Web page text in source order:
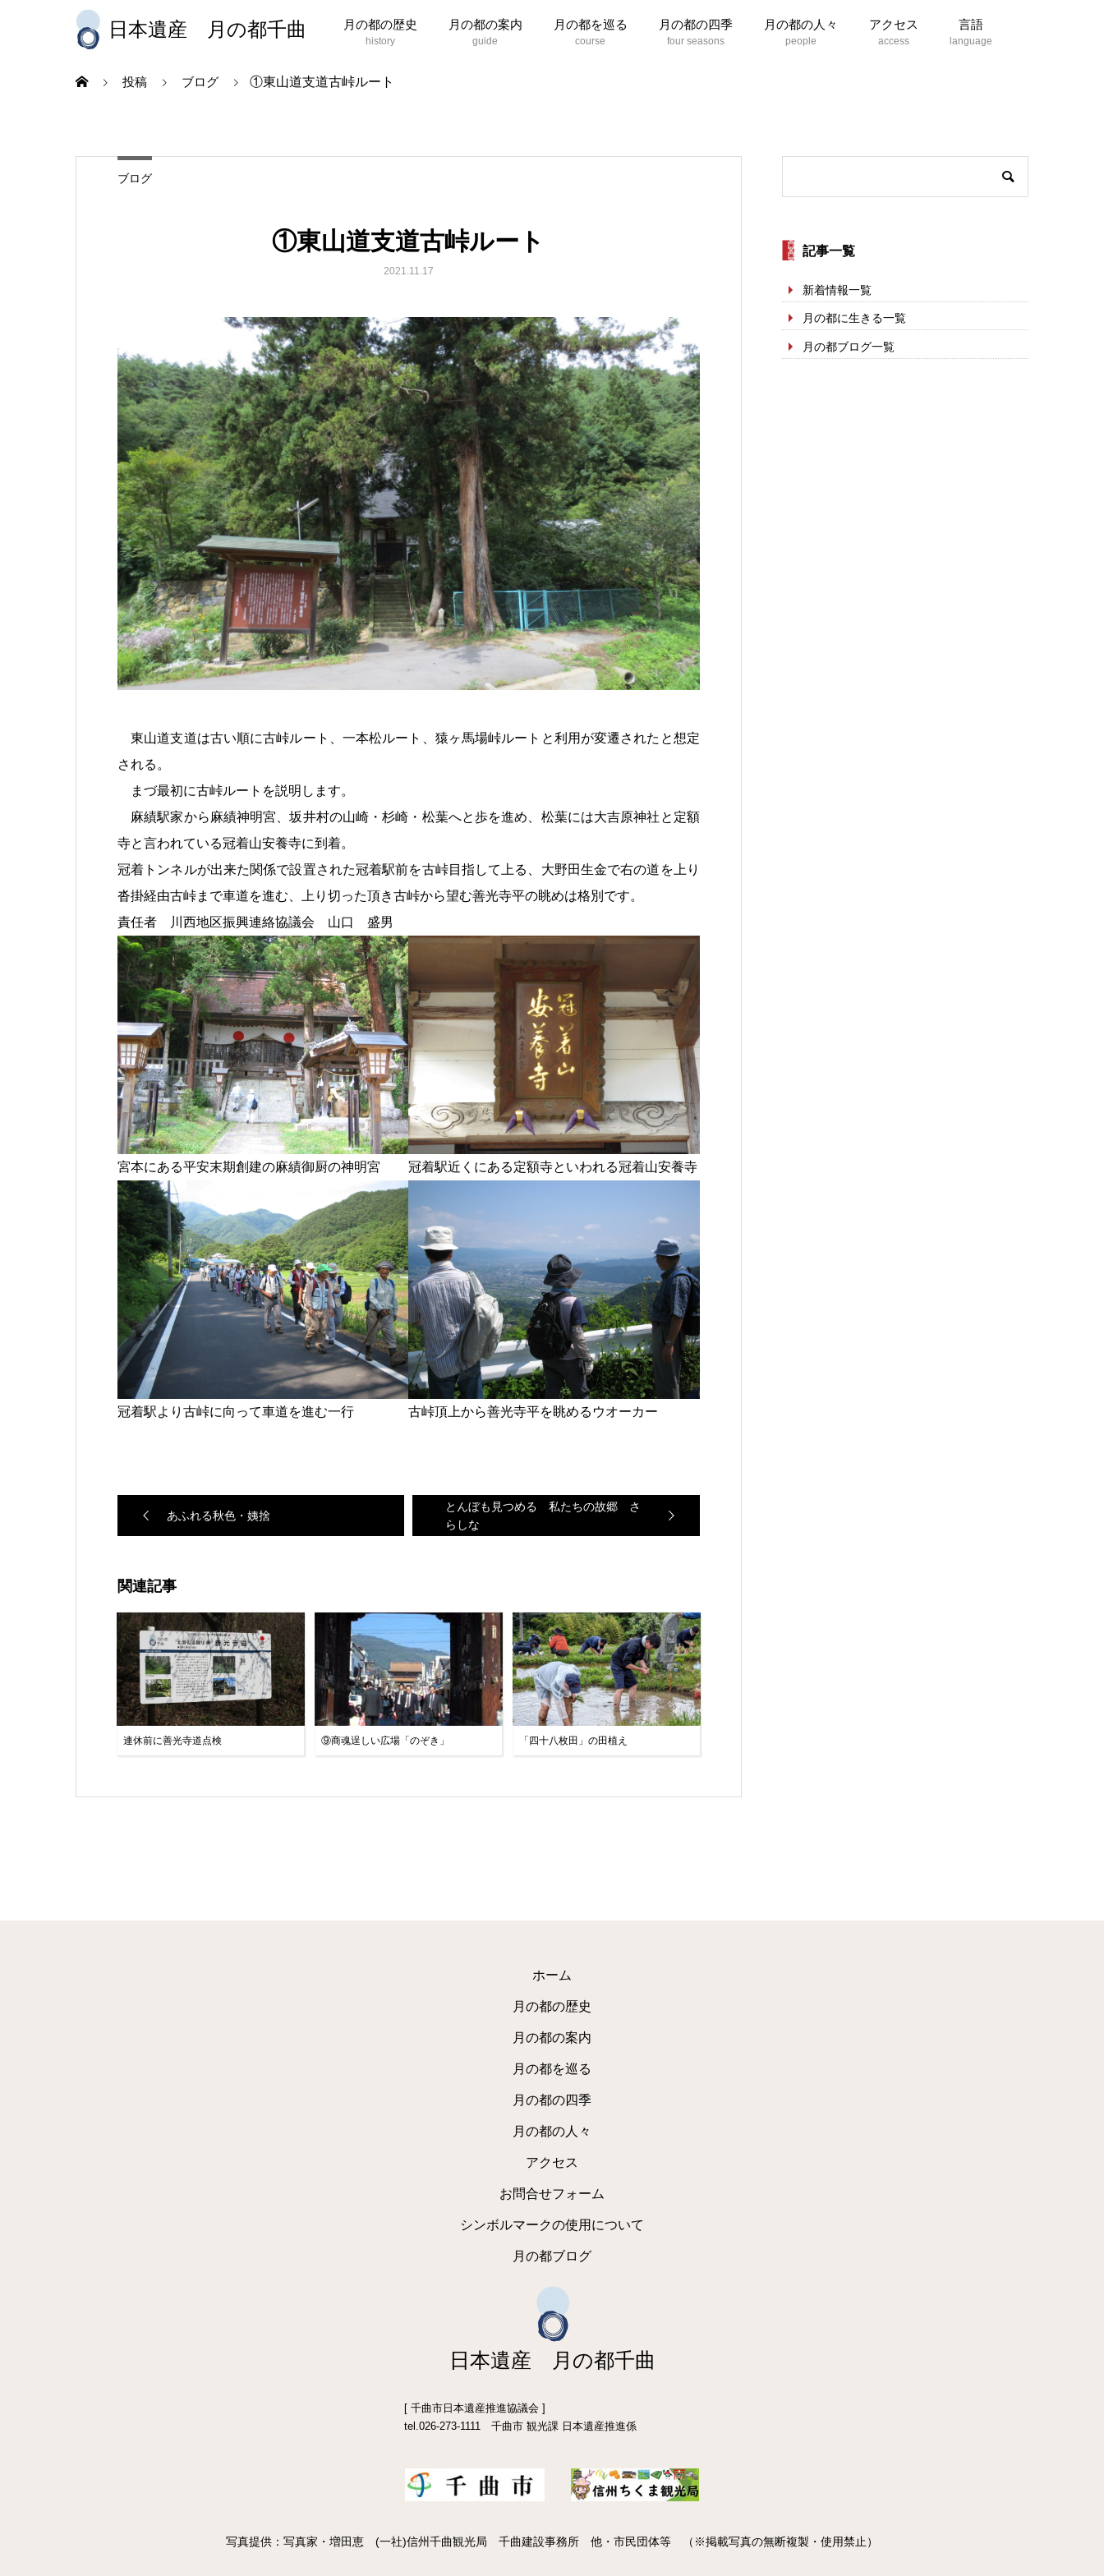
日本遺産 月の都千曲 月の都の歴史 月の都の案内 月の都を巡る 月の都の四季 月の都の人々 アクセス 言語
投稿 ブログ ①東山道支道古峠ルート
ブログ
①東山道支道古峠ルート
2021.11.17
東山道支道は古い順に古峠ルート、一本松ルート、猿ヶ馬場峠ルートと利用が変遷されたと想定
される。
まづ最初に古峠ルートを説明します。
麻績駅家から麻績神明宮、坂井村の山崎・杉崎・松葉へと歩を進め、松葉には大吉原神社と定額
寺と言われている冠着山安養寺に到着。
冠着トンネルが出来た関係で設置された冠着駅前を古峠目指して上る、大野田生金で右の道を上り
沓掛経由古峠まで車道を進む、上り切った頂き古峠から望む善光寺平の眺めは格別です。
責任者 川西地区振興連絡協議会 山口 盛男
宮本にある平安末期創建の麻績御厨の神明宮 冠着駅近くにある定額寺といわれる冠着山安養寺
冠着駅より古峠に向って車道を進む一行 古峠頂上から善光寺平を眺めるウオーカー
あふれる秋色・姨捨
とんぼも見つめる 私たちの故郷 さ
らしな
関連記事
連休前に善光寺道点検 ⑨商魂逞しい広場「のぞき」 「四十八枚田」の田植え
記事一覧
新着情報一覧
月の都に生きる一覧
月の都ブログ一覧
ホーム
月の都の歴史
月の都の案内
月の都を巡る
月の都の四季
月の都の人々
アクセス
お問合せフォーム
シンボルマークの使用について
月の都ブログ
日本遺産 月の都千曲
[ 千曲市日本遺産推進協議会 ]
tel.026-273-1111 千曲市 観光課 日本遺産推進係
写真提供：写真家・増田恵 (一社)信州千曲観光局 千曲建設事務所 他・市民団体等 （※掲載写真の無断複製・使用禁止）